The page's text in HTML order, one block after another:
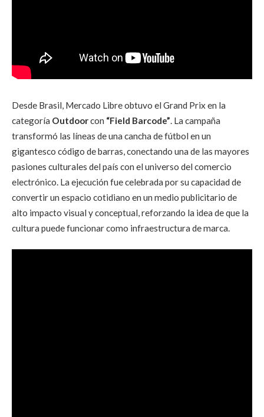
Desde Brasil, Mercado Libre obtuvo el Grand Prix en la
categoría Outdoorcon “Field Barcode”. La campaña
transformó las líneas de una cancha de fútbol en un
gigantesco código de barras, conectando una de las mayores
pasiones culturales del país con el universo del comercio
electrónico. La ejecución fue celebrada por su capacidad de
convertir un espacio cotidiano en un medio publicitario de
alto impacto visual y conceptual, reforzando la idea de que la
cultura puede funcionar como infraestructura de marca.